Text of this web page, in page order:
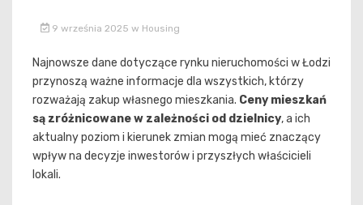
9 września 2025 w Housing
Najnowsze dane dotyczące rynku nieruchomości w Łodzi
przynoszą ważne informacje dla wszystkich, którzy
rozważają zakup własnego mieszkania. Ceny mieszkań
są zróżnicowane w zależności od dzielnicy, a ich
aktualny poziom i kierunek zmian mogą mieć znaczący
wpływ na decyzje inwestorów i przyszłych właścicieli
lokali.